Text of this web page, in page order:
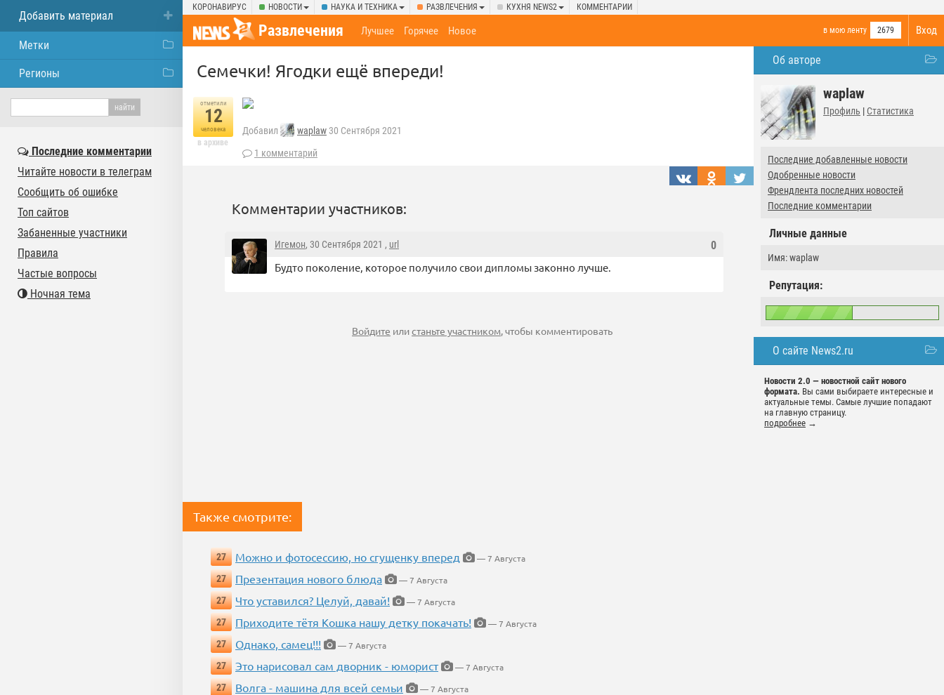
КОРОНАВИРУС НОВОСТИ НАУКА И ТЕХНИКА РАЗВЛЕЧЕНИЯ КУХНЯ NEWS2 КОММЕНТАРИИ
Вход
Развлечения в мою ленту 2679
Лучшее Горячее Новое
Об авторе
waplaw
Профиль | Статистика
Последние добавленные новости
Одобренные новости
Френдлента последних новостей
Последние комментарии
Личные данные
Имя: waplaw
Репутация:
О сайте News2.ru
Новости 2.0 — новостной сайт нового
формата. Вы сами выбираете интересные и
актуальные темы. Самые лучшие попадают
на главную страницу.
подробнее →
Семечки! Ягодки ещё впереди!
отметили
12
человека
в архиве
Добавил waplaw 30 Сентября 2021
1 комментарий
Комментарии участников:
0
Игемон, 30 Сентября 2021 , url
Будто поколение, которое получило свои дипломы законно лучше.
Войдите илистаньте участником, чтобы комментировать
Также смотрите:
27 Можно и фотосессию, но сгущенку вперед
— 7 Августа
27
Презентация нового блюда
— 7 Августа
27
Что уставился? Целуй, давай!
— 7 Августа
27
Приходите тётя Кошка нашу детку покачать!
— 7 Августа
27
Однако, самец!!!
— 7 Августа
27
Это нарисовал сам дворник - юморист
— 7 Августа
27
Волга - машина для всей семьи
— 7 Августа
Добавить материал
Метки
Регионы
Последние комментарии
Читайте новости в телеграм
Сообщить об ошибке
Топ сайтов
Забаненные участники
Правила
Частые вопросы
Ночная тема